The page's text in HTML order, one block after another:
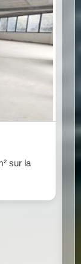
sur la